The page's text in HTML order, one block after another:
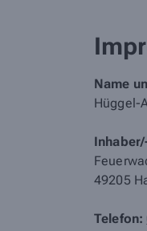
Name
Hüggel-
49205
Telefon: